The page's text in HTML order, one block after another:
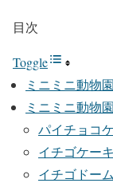
目次
Toggle
ミニミニ動物
ミニミニ動物
パイチョコ
イチゴケーキ
イチゴドーム